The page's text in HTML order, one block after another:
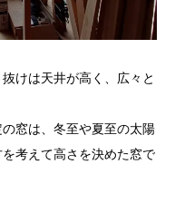
けは天井が高く、広々と
窓は、冬至や夏至の太陽
考えて高さを決めた窓で